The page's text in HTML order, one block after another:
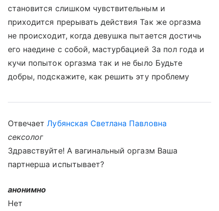
становится слишком чувствительным и
приходится прерывать действия Так же оргазма
не происходит, когда девушка пытается достичь
его наедине с собой, мастурбацией За пол года и
кучи попыток оргазма так и не было Будьте
добры, подскажите, как решить эту проблему
ОтвечаетЛубянская Светлана Павловна
сексолог
Здравствуйте! А вагинальный оргазм Ваша
партнерша испытывает?
анонимно
Нет